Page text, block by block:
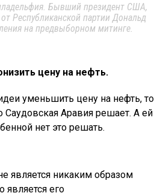
Бывший президент США,
Республиканской партии Дональд
на предвыборном митинге.
цену на нефть.
уменьшить цену на нефть, то
Саудовская Аравия решает. А ей
нет это решать.
является никаким образом
является его